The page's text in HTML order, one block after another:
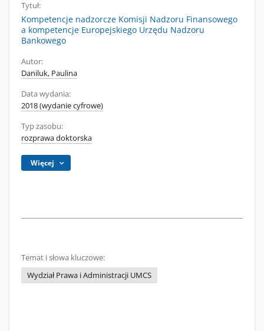
Tytuł:
Kompetencje nadzorcze Komisji Nadzoru Finansowego
a kompetencje Europejskiego Urzędu Nadzoru
Bankowego
Autor:
Daniluk, Paulina
Data wydania:
2018 (wydanie cyfrowe)
Typ zasobu:
rozprawa doktorska
Więcej
Temat i słowa kluczowe:
Wydział Prawa i Administracji UMCS